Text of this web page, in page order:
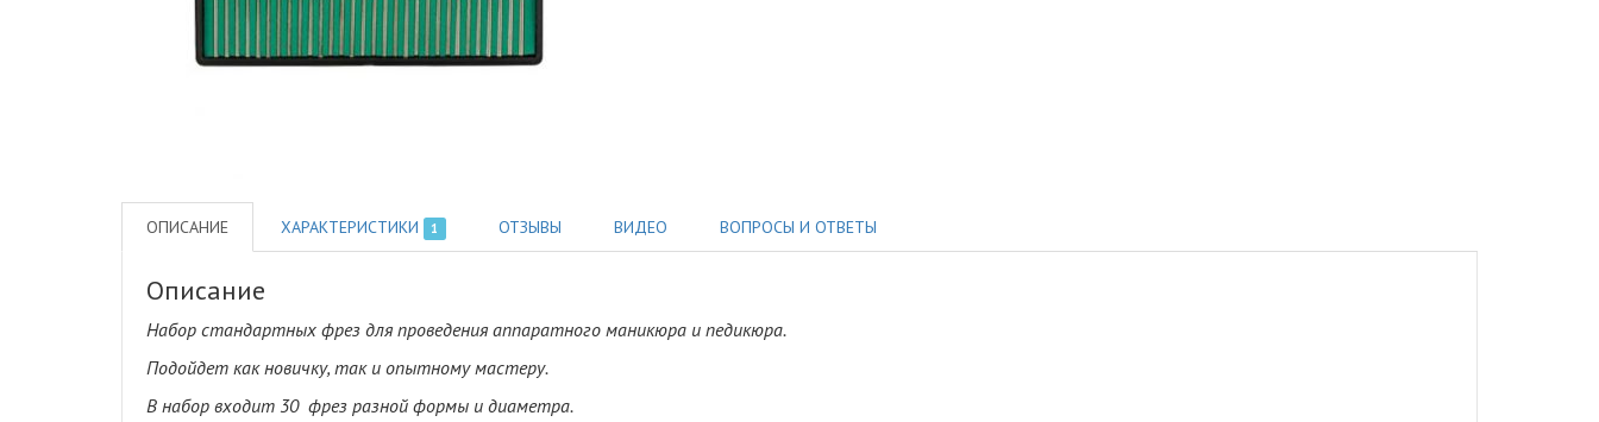
ОПИСАНИЕ ХАРАКТЕРИСТИКИ 1 ОТЗЫВЫ ВИДЕО ВОПРОСЫ И ОТВЕТЫ
Описание
Набор стандартных фрез для проведения аппаратного маникюра и педикюра.
Подойдет как новичку, так и опытному мастеру.
В набор входит 30 фрез разной формы и диаметра.